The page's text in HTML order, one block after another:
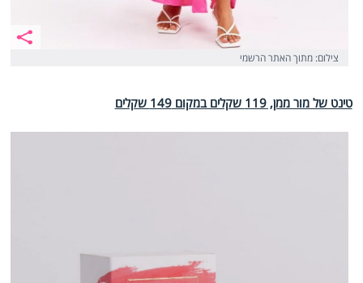
צילום: מתוך האתר הרשמי
טינט של מור ממן, 119 שקלים במקום 149 שקלים